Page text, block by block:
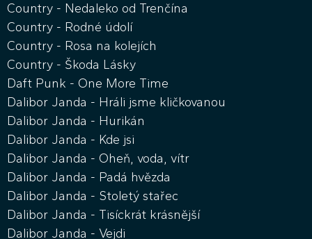
Country - Nedaleko od Trenčína
Country - Rodné údolí
Country - Rosa na kolejích
Country - Škoda Lásky
Daft Punk - One More Time
Dalibor Janda - Hráli jsme kličkovanou
Dalibor Janda - Hurikán
Dalibor Janda - Kde jsi
Dalibor Janda - Oheň, voda, vítr
Dalibor Janda - Padá hvězda
Dalibor Janda - Stoletý stařec
Dalibor Janda - Tisíckrát krásnější
Dalibor Janda - Vejdi